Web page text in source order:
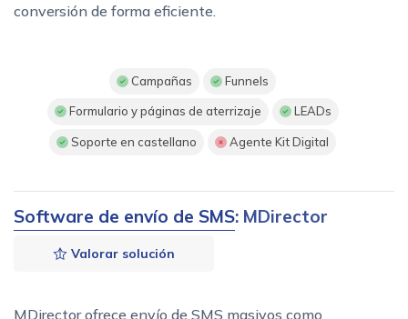
conversión de forma eficiente.
Campañas Funnels
Formulario y páginas de aterrizaje LEADs
Soporte en castellano Agente Kit Digital
Software de envío de SMS: MDirector
Valorar solución
MDirector ofrece envío de SMS masivos como